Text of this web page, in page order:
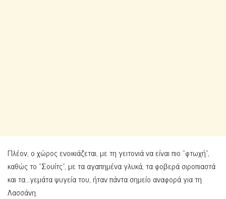
Πλέον, ο χώρος ενοικιάζεται, με τη γειτονιά να είναι πιο “φτωχή”,
καθώς το “Σουίτς”, με τα αγαπημένα γλυκά, τα φοβερά σιροπιαστά
και τα…γεμάτα ψυγεία του, ήταν πάντα σημείο αναφορά για τη
Λασσάνη.